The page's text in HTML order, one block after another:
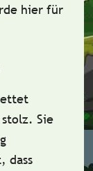
hier für
Sie
dass